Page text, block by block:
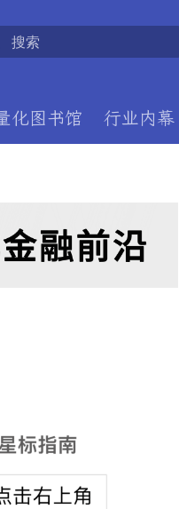
化图书馆 行业内幕